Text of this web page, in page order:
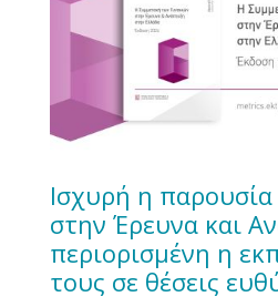
Ισχυρή η
στην Έρευνα και
περιορισμένη η
τους σε θέσεις